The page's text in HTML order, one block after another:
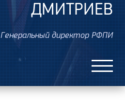
ДМИТРИЕВ
Генеральный директор РФПИ
МЕСТО РАБОТЫ